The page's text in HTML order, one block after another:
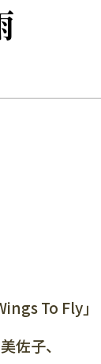
To Fly」
佐子、